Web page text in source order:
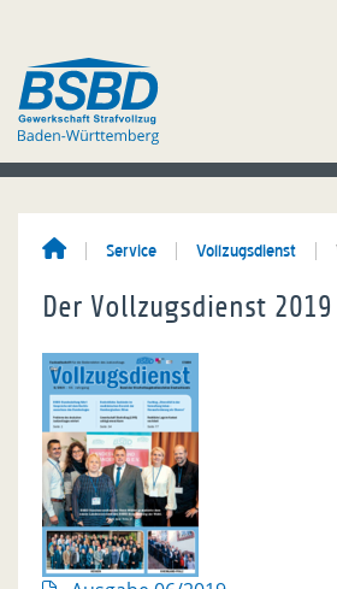
Service Vollzugsdienst
Der Vollzugsdienst 2019